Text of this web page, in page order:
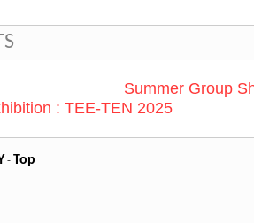
Summer Group
: TEE-TEN 2025
- Top